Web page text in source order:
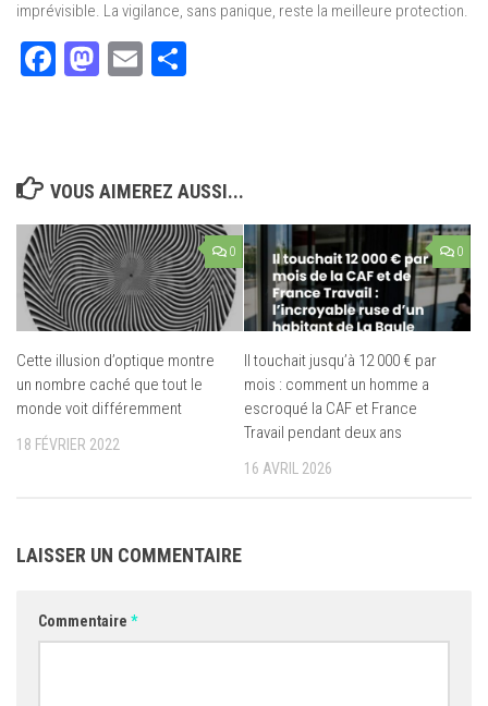
imprévisible. La vigilance, sans panique, reste la meilleure protection.
Facebook
Mastodon
Email
VOUS AIMEREZ AUSSI...
0
Cette illusion d’optique montre
un nombre caché que tout le
monde voit différemment
18 FÉVRIER 2022
0
Il touchait jusqu’à 12 000 € par
mois : comment un homme a
escroqué la CAF et France
Travail pendant deux ans
16 AVRIL 2026
LAISSER UN COMMENTAIRE
Commentaire *